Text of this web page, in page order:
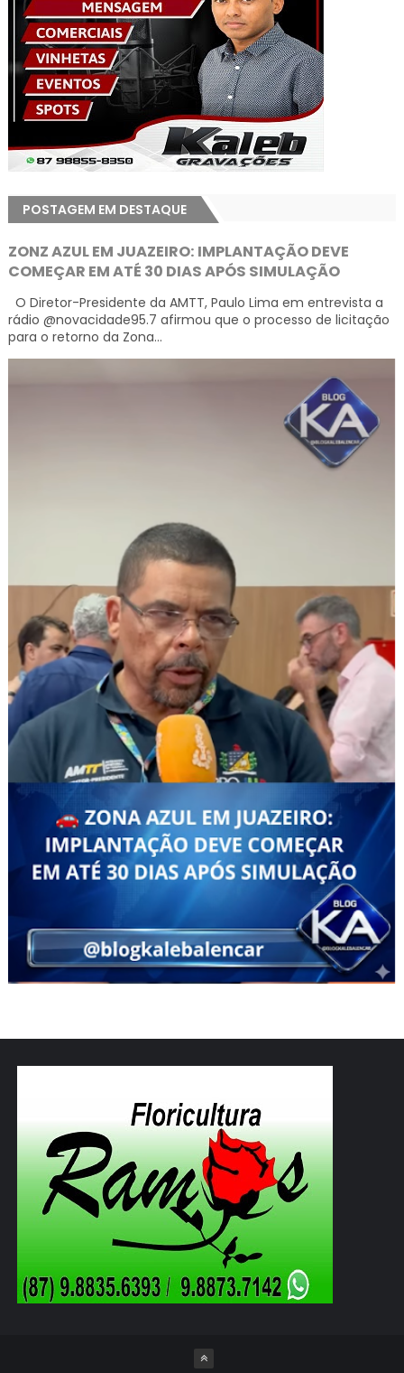
POSTAGEM EM DESTAQUE
ZONZ AZUL EM JUAZEIRO: IMPLANTAÇÃO DEVE
COMEÇAR EM ATÉ 30 DIAS APÓS SIMULAÇÃO
O Diretor-Presidente da AMTT, Paulo Lima em entrevista a
rádio @novacidade95.7 afirmou que o processo de licitação
para o retorno da Zona...